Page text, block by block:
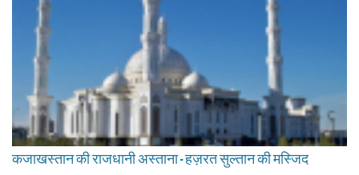
कजाखस्तान की राजधानी अस्ताना - हज़रत सुल्तान की मस्जिद